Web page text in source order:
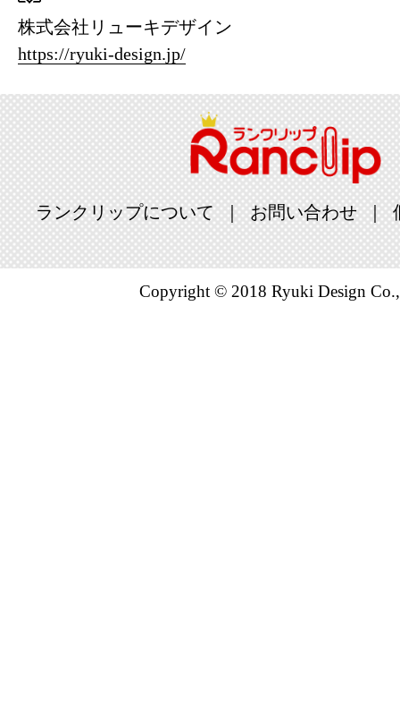
株式会社リューキデザイン
https://ryuki-design.jp/
ランクリップについて お問い合わせ
Copyright © 2018 Ryuki Design